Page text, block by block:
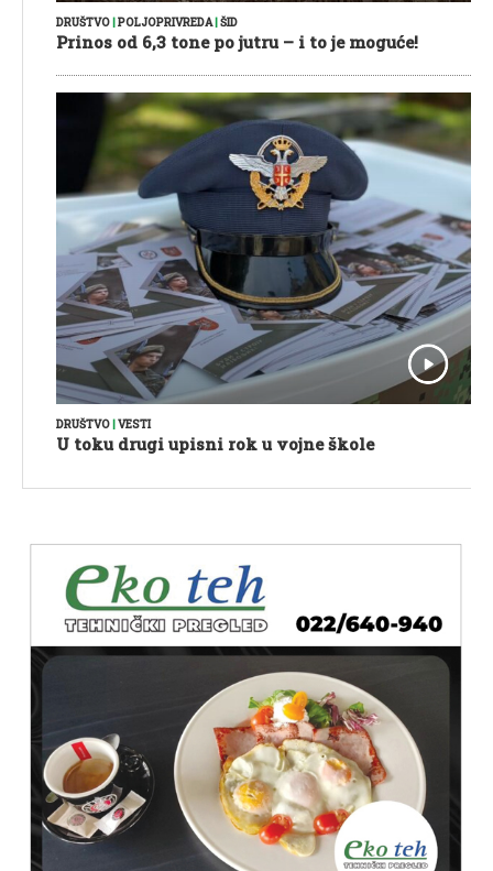
DRUŠTVO POLJOPRIVREDA| ŠID
Prinos od 6,3 tone po jutru – i to je moguće!
DRUŠTVO VESTI
U toku drugi upisni rok u vojne škole